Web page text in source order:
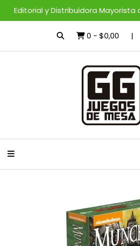
Editorial y Distribuidora
0 - $0,00